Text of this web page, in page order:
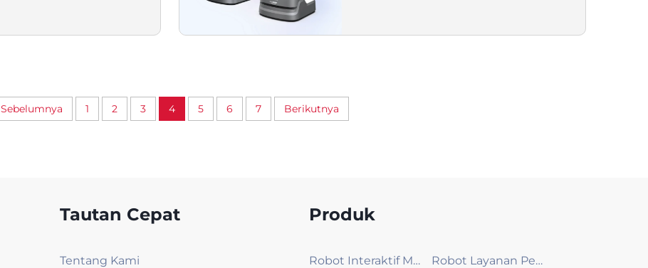
Sebelumnya 1 2 3 4 5 6 7 Berikutnya
Tautan Cepat
Tentang Kami
Produk
Robot Interaktif Model Besar Robot Layanan Pengiriman